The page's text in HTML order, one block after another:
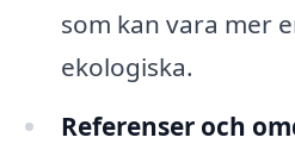
som kan vara mer
ekologiska.
Referenser och